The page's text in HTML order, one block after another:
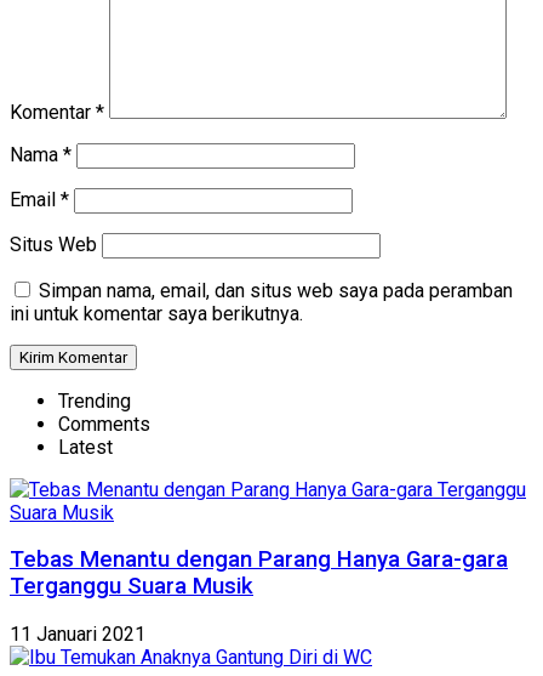
Komentar *
Nama *
Email *
Situs Web
Simpan nama, email, dan situs web saya pada peramban
ini untuk komentar saya berikutnya.
Trending
Comments
Latest
Tebas Menantu dengan Parang Hanya Gara-gara
Terganggu Suara Musik
11 Januari 2021